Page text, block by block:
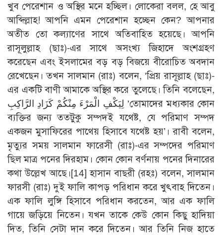
খুব পেরেশান ও অস্থির মনে হচ্ছিল। লোকেরা বলল, হে আবু
আব্দিল্লাহ! আপনি এমন পেরেশান হচ্ছেন কেন? আপনার
অতীত তো কল্যাণের সাথে অতিবাহিত হয়েছে। আপনি
রাসূলুল্লাহ (ছাঃ)-এর সাথে অসংখ্য জিহাদে অংশগ্রহণ
করেছেন এবং ইসলামের বড় বড় বিজয়ে বীরোচিত অবদান
রেখেছেন। তখন সালমান (রাঃ) বলেন, ‘প্রিয় রাসূল্লাহ (ছাঃ)-
এর একটি বাণী আমাকে অস্থির করে তুলেছে। তিনি বলেছেন,
لِيَكْفِ الْمَرْءَ مِنْكُمْ كَزَادِ الرَّاكِبِ ‘তোমাদের মধ্যকার কোন
ব্যক্তির জন্য ততটুকু সম্পদই যথেষ্ট, যে পরিমাণ সম্পদ
একজন মুসাফিরের পাথেয় হিসাবে যথেষ্ট হয়’। রাবী বলেন,
মৃত্যুর সময় সালমান ফারেসী (রাঃ)-এর সম্পদের পরিমাণ
ছিল মাত্র পনের দিরহাম। কোন কোন বর্ণনায় পনের দিনারের
কথা উল্লেখ আছে।[14] হাসান বাছরী (রহঃ) বলেন, সালমান
ফারসী (রাঃ) দুই ফালি কাপড় পরিধান করে খুৎবাহ দিতেন।
এক ফালি লুঙ্গি হিসাবে পরিধান করতেন, আর এক ফালি
গায়ে জড়িয়ে নিতেন। যখন তাকে কেউ কোন কিছু হাদিয়া
দিত, তিনি সেটা দান করে দিতেন। আর তিনি নিজ হাতে